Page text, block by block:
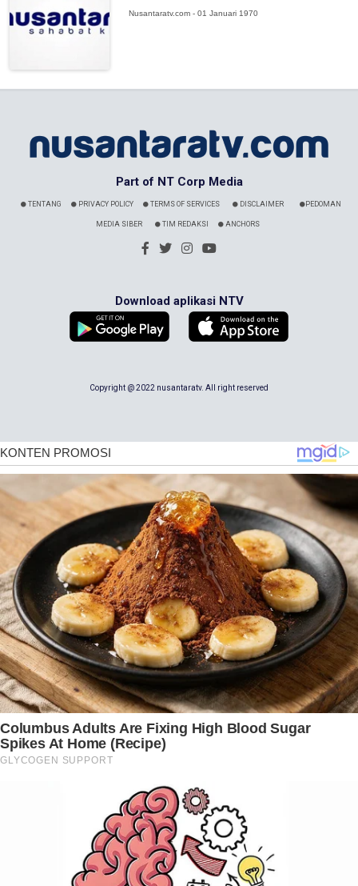
Nusantaratv.com - 01 Januari 1970
Part of NT Corp Media
TENTANG PRIVACY POLICY TERMS OF SERVICES DISCLAIMER PEDOMAN
MEDIA SIBER TIM REDAKSI ANCHORS
Download aplikasi NTV
Copyright @ 2022 nusantaratv. All right reserved